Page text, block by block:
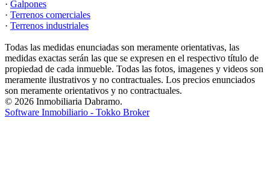
· Galpones
· Terrenos comerciales
· Terrenos industriales
Todas las medidas enunciadas son meramente orientativas, las
medidas exactas serán las que se expresen en el respectivo título de
propiedad de cada inmueble. Todas las fotos, imagenes y videos son
meramente ilustrativos y no contractuales. Los precios enunciados
son meramente orientativos y no contractuales.
© 2026 Inmobiliaria Dabramo.
Software Inmobiliario - Tokko Broker